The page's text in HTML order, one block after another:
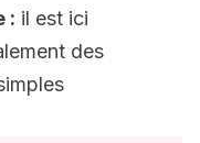
: il est ici
des